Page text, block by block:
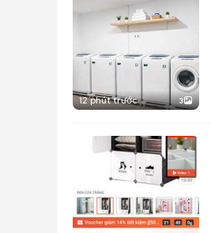
12 phút trước 3